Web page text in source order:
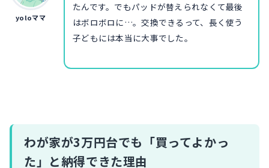
yoloママ
たんです。でもパッドが替えられなくて最後
はボロボロに…。交換できるって、長く使う
子どもには本当に大事でした。
わが家が3万円台でも「買ってよかっ
た」と納得できた理由